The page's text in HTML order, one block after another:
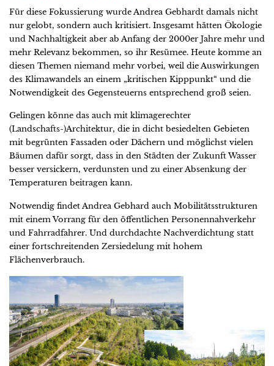
Für diese Fokussierung wurde Andrea Gebhardt damals nicht
nur gelobt, sondern auch kritisiert. Insgesamt hätten Ökologie
und Nachhaltigkeit aber ab Anfang der 2000er Jahre mehr und
mehr Relevanz bekommen, so ihr Resümee. Heute komme an
diesen Themen niemand mehr vorbei, weil die Auswirkungen
des Klimawandels an einem „kritischen Kipppunkt“ und die
Notwendigkeit des Gegensteuerns entsprechend groß seien.
Gelingen könne das auch mit klimagerechter
(Landschafts-)Architektur, die in dicht besiedelten Gebieten
mit begrünten Fassaden oder Dächern und möglichst vielen
Bäumen dafür sorgt, dass in den Städten der Zukunft Wasser
besser versickern, verdunsten und zu einer Absenkung der
Temperaturen beitragen kann.
Notwendig findet Andrea Gebhard auch Mobilitätsstrukturen
mit einem Vorrang für den öffentlichen Personennahverkehr
und Fahrradfahrer. Und durchdachte Nachverdichtung statt
einer fortschreitenden Zersiedelung mit hohem
Flächenverbrauch.